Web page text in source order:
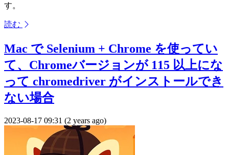
す。
読む
Mac で Selenium + Chrome を使ってい
て、Chromeバージョンが 115 以上にな
って chromedriver がインストールでき
ない場合
2023-08-17 09:31 (2 years ago)